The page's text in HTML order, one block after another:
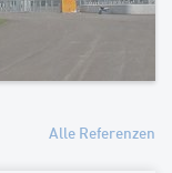
Alle Referenzen